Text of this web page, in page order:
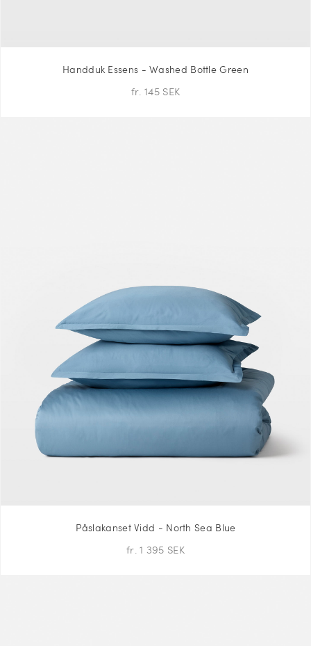
Handduk Essens - Washed Bottle Green
fr. 145 SEK
Påslakanset Vidd - North Sea Blue
fr. 1 395 SEK